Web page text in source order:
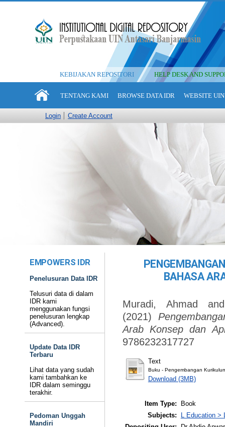
KEBIJAKAN REPOSITORI HELP DESK AND
TENTANG KAMI BROWSE DATA IDR WEBSITE
Login Create Account
EMPOWERS IDR
Penelusuran Data IDR
Telusuri data di dalam
IDR kami
menggunakan fungsi
penelusuran lengkap
(Advanced).
Update Data IDR
Terbaru
Lihat data yang sudah
kami tambahkan ke
IDR dalam seminggu
terakhir.
Pedoman Unggah
Mandiri
BAHASA
Muradi, Ahmad
(2021)
Arab Konsep dan
9786232317727
Text
Buku - Pengembangan
Download (3MB)
Item Type:
Book
Subjects:
L Education